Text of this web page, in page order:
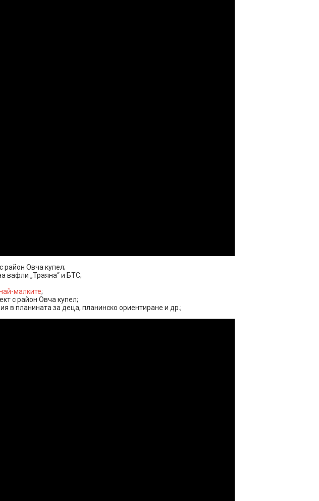
район Овча купел;
вафли „Траяна“ и БТС;
малките;
с район Овча купел;
в планината за деца, планинско ориентиране и др.;